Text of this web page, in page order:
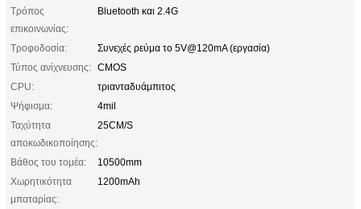
Τρόπος
επικοινωνίας:
Bluetooth και 2.4G
Τροφοδοσία:
Συνεχές ρεύμα το 5V@120mA (εργασία)
Τύπος ανίχνευσης: CMOS
CPU:
τριανταδυάμπιτος
Ψήφισμα:
4mil
Ταχύτητα
αποκωδικοποίησης:
25CM/S
Βάθος του τομέα:
10500mm
Χωρητικότητα
μπαταρίας:
1200mAh